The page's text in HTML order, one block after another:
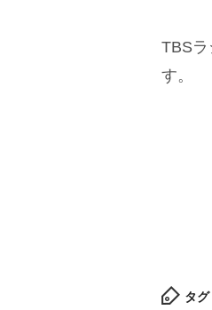
TBSラ
す。
タグ